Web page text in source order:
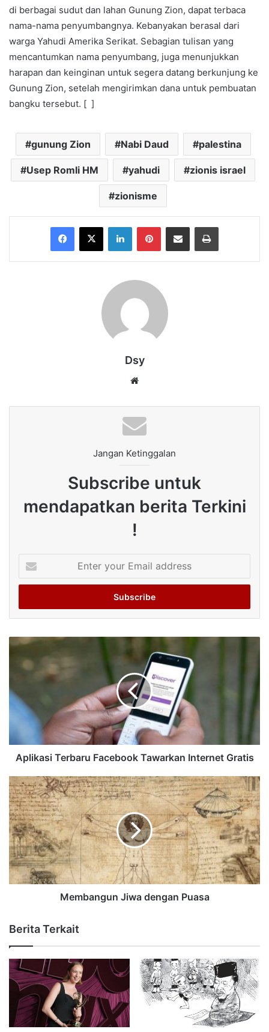
di berbagai sudut dan lahan Gunung Zion, dapat terbaca
nama-nama penyumbangnya. Kebanyakan berasal dari
warga Yahudi Amerika Serikat. Sebagian tulisan yang
mencantumkan nama penyumbang, juga menunjukkan
harapan dan keinginan untuk segera datang berkunjung ke
Gunung Zion, setelah mengirimkan dana untuk pembuatan
bangku tersebut. [ ]
gunung Zion Nabi Daud palestina
Usep Romli HM yahudi zionis israel
zionisme
Facebook
X LinkedInPinterestShare via Email Print
Dsy
Jangan Ketinggalan
Subscribe untuk
mendapatkan berita Terkini
!
your
Email
Aplikasi Terbaru Facebook Tawarkan Internet Gratis
Membangun Jiwa dengan Puasa
Berita Terkait